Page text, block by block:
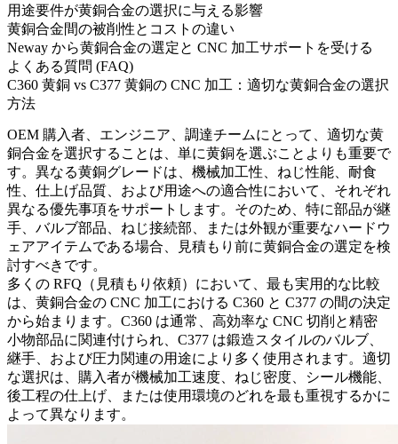
用途要件が黄銅合金の選択に与える影響
黄銅合金間の被削性とコストの違い
Neway から黄銅合金の選定と CNC 加工サポートを受ける
よくある質問 (FAQ)
C360 黄銅 vs C377 黄銅の CNC 加工：適切な黄銅合金の選択
方法
OEM 購入者、エンジニア、調達チームにとって、適切な黄
銅合金を選択することは、単に黄銅を選ぶことよりも重要で
す。異なる黄銅グレードは、機械加工性、ねじ性能、耐食
性、仕上げ品質、および用途への適合性において、それぞれ
異なる優先事項をサポートします。そのため、特に部品が継
手、バルブ部品、ねじ接続部、または外観が重要なハードウ
ェアアイテムである場合、見積もり前に黄銅合金の選定を検
討すべきです。
多くの RFQ（見積もり依頼）において、最も実用的な比較
は、 黄銅合金の CNC 加工における C360 と C377 の間の決定
から始まります。C360 は通常、高効率な CNC 切削と精密
小物部品に関連付けられ、C377 は鍛造スタイルのバルブ、
継手、および圧力関連の用途により多く使用されます。適切
な選択は、購入者が機械加工速度、ねじ密度、シール機能、
後工程の仕上げ、または使用環境のどれを最も重視するかに
よって異なります。